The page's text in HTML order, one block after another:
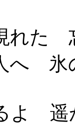
れた
へ 氷
よ 遥